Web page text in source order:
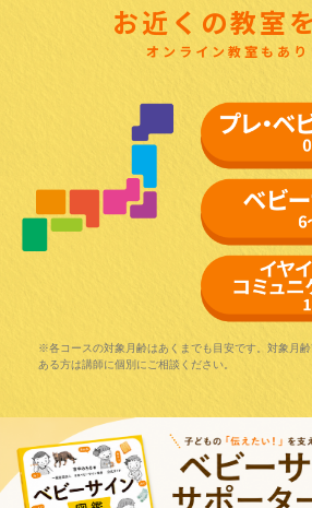
お近くの教室
オンライン教室もあり
※各コースの対象月齢はあくまでも目安です。対象月
ある方は講師に個別にご相談ください。